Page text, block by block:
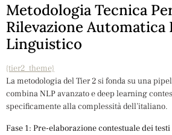
Metodologia Tecnica
Rilevazione Automatica
Linguistico
{tier2_theme}
La metodologia del Tier 2 si fonda su una
combina NLP avanzato e deep learning
specificamente alla complessità dell’italiano.
Fase 1: Pre-elaborazione contestuale dei